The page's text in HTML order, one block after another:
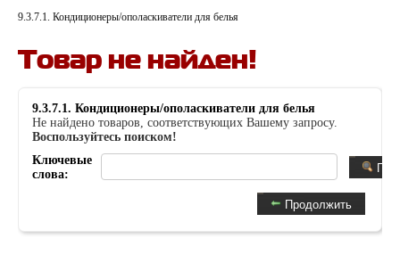
9.3.7.1. Кондиционеры/ополаскиватели для белья
Товар не найден!
9.3.7.1. Кондиционеры/ополаскиватели для белья
Не найдено товаров, соответствующих Вашему запросу.
Воспользуйтесь поиском!
Ключевые
слова:
Продолжить